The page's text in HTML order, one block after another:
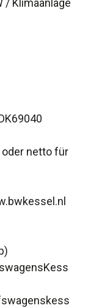
/ Klimaanlage
oder netto für